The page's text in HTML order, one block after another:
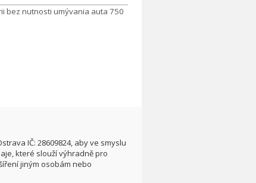
IČ: 28609824, aby ve smyslu
které slouží výhradně pro
jiným osobám nebo